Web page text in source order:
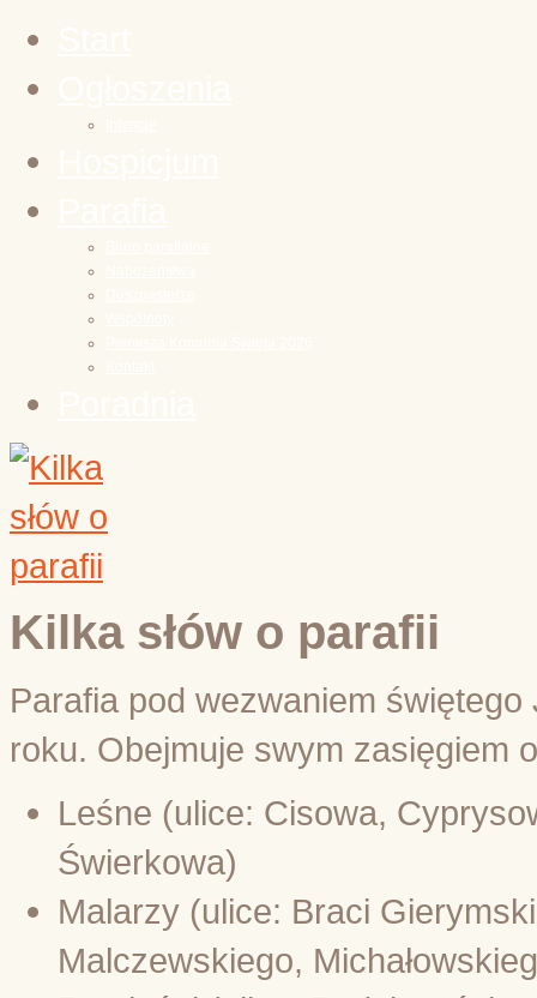
Kilka słów o parafii
Parafia pod wezwaniem
roku. Obejmuje swym zasięgiem
Leśne (ulice: Cisowa,
Świerkowa)
Malarzy (ulice: Braci
Malczewskiego,